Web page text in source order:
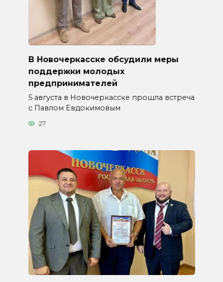
В Новочеркасске обсудили меры
поддержки молодых
предпринимателей
5 августа в Новочеркасске прошла встреча
с Павлом Евдокимовым
27